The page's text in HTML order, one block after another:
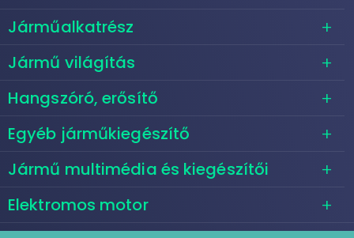
Járműalkatrész
Jármű világítás
Hangszóró, erősítő
Egyéb járműkiegészítő
Jármű multimédia és kiegészítői
Elektromos motor